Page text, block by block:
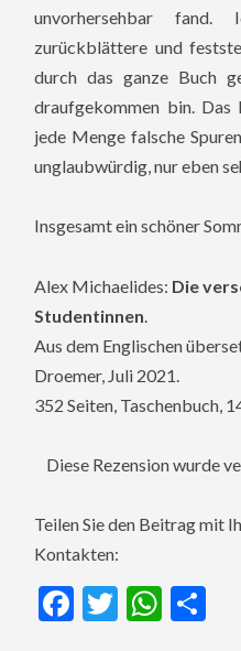
unvorhersehbar
zurückblättere und
durch das ganze Buch
draufgekommen bin.
jede Menge falsche
unglaubwürdig, nur eben
Insgesamt ein schöner
Alex Michaelides: Die
Studentinnen
Aus dem Englischen
Droemer, Juli 2021.
352 Seiten, Taschenbuch,
Diese Rezension wurde
Teilen Sie den Beitrag mit
Kontakten:
Facebook
Twitter